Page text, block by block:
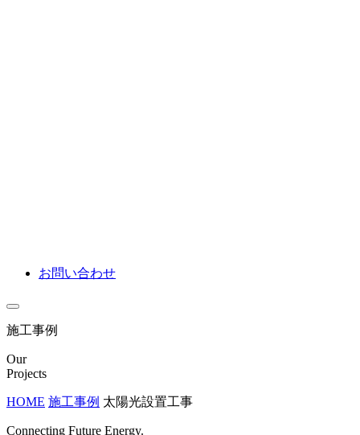
お問い合わせ
施工事例
Our
Projects
HOME 施工事例 太陽光設置工事
Connecting Future Energy.